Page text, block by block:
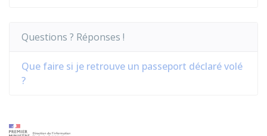
Questions ? Réponses !
Que faire si je retrouve un passeport déclaré volé
?